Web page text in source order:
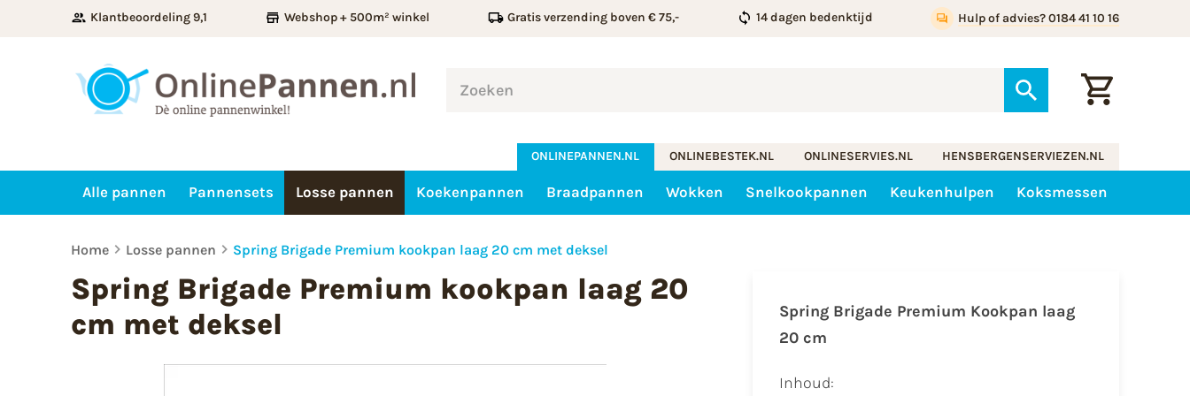
Klantbeoordeling 9,1 Webshop + 500m² winkel Gratis verzending boven € 75,- 14 dagen bedenktijd Hulp of advies? 0184 41 10 16
ONLINEPANNEN.NL ONLINEBESTEK.NL ONLINESERVIES.NL HENSBERGENSERVIEZEN.NL
Alle pannen Pannensets Losse pannen Koekenpannen Braadpannen Wokken Snelkookpannen Keukenhulpen Koksmessen
Home Losse pannen Spring Brigade Premium kookpan laag 20 cm met deksel
Spring Brigade Premium kookpan laag 20
cm met deksel
Spring Brigade Premium Kookpan laag
20 cm
Inhoud: